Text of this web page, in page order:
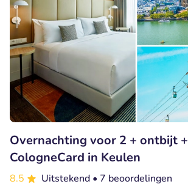
Overnachting voor 2 + ontbijt +
CologneCard in Keulen
8.5 Uitstekend • 7 beoordelingen